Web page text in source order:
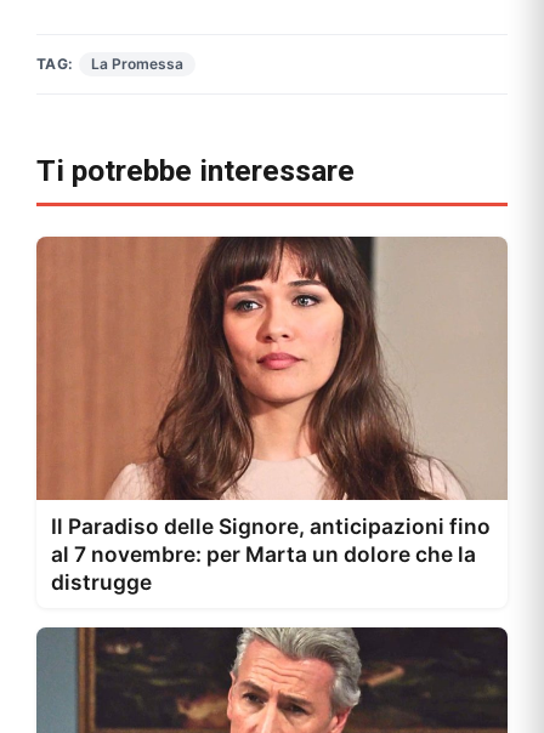
TAG: La Promessa
Ti potrebbe interessare
Il Paradiso delle Signore, anticipazioni fino
al 7 novembre: per Marta un dolore che la
distrugge